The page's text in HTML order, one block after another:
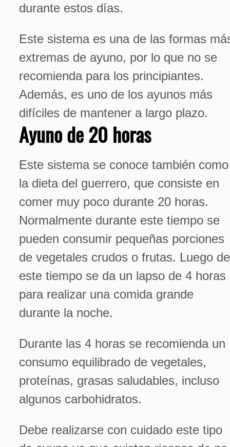
durante estos días.
Este sistema es una de las formas
extremas de ayuno, por lo que no se
recomienda para los principiantes.
Además, es uno de los ayunos más
difíciles de mantener a largo plazo.
Ayuno de 20 horas
Este sistema se conoce también como
la dieta del guerrero, que consiste en
comer muy poco durante 20 horas.
Normalmente durante este tiempo se
pueden consumir pequeñas porciones
de vegetales crudos o frutas. Luego de
este tiempo se da un lapso de 4 horas
para realizar una comida grande
durante la noche.
Durante las 4 horas se recomienda un
consumo equilibrado de vegetales,
proteínas, grasas saludables, incluso
algunos carbohidratos.
Debe realizarse con cuidado este tipo